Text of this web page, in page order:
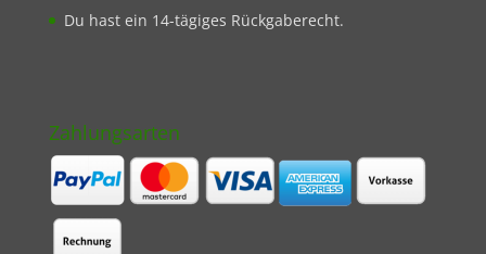
Du hast ein 14-tägiges Rückgaberecht.
Zahlungsarten